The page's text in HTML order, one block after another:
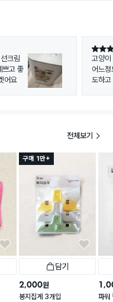
크림
어요
별점 5
고양이
어느
도하고
전체보기
구매 1만+
담기
2,000원
봉지집게 3개입 파워